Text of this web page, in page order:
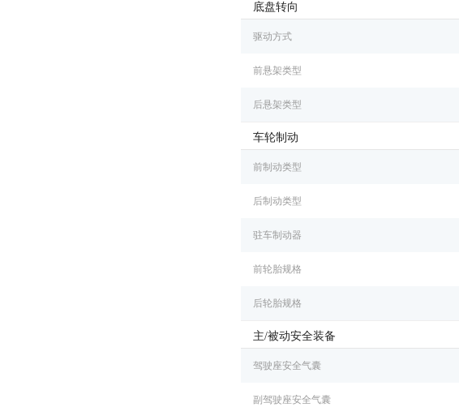
底盘转向
驱动方式
前悬架类型
后悬架类型
车轮制动
前制动类型
后制动类型
驻车制动器
前轮胎规格
后轮胎规格
主/被动安全装备
驾驶座安全气囊
副驾驶座安全气囊